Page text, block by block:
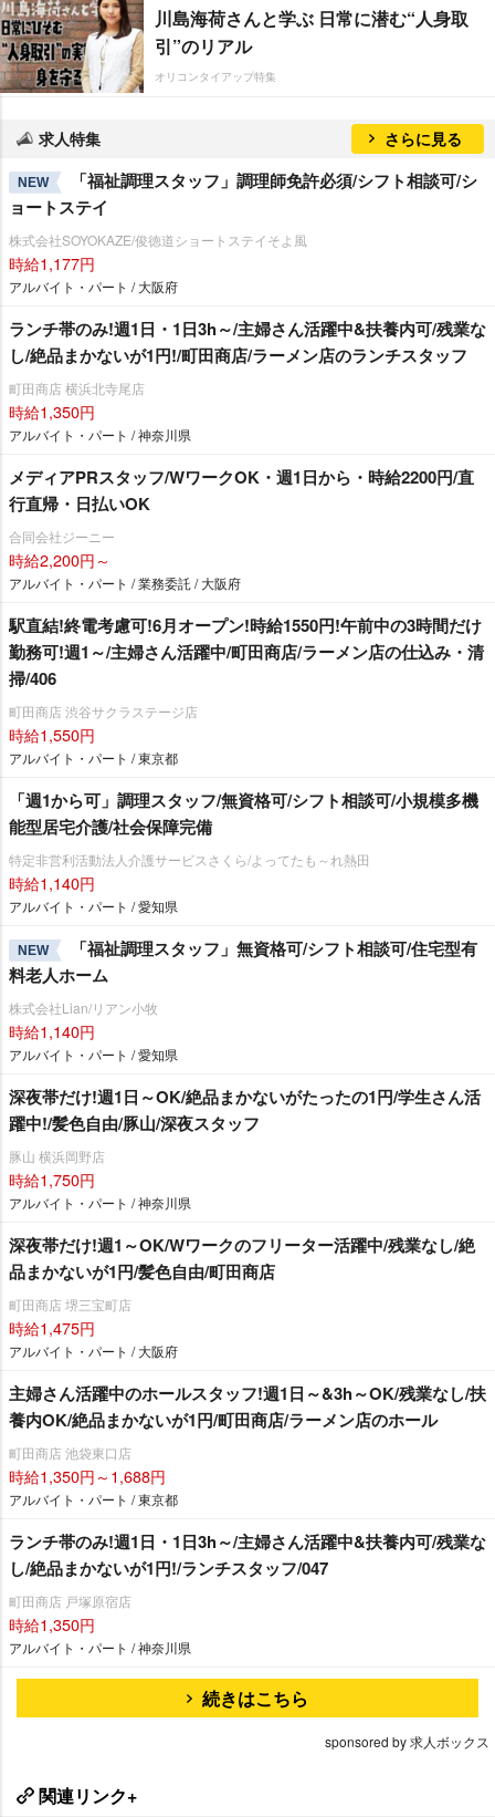
川島海荷さんと学ぶ 日常に潜む“人身取
引”のリアル
オリコンタイアップ特集
求人特集 さらに見る
NEW
「福祉調理スタッフ」調理師免許必須/シフト相談可/シ
ョートステイ
株式会社SOYOKAZE/俊徳道ショートステイそよ風
時給1,177円
アルバイト・パート / 大阪府
ランチ帯のみ!週1日・1日3h～/主婦さん活躍中&扶養内可/残業な
し/絶品まかないが1円!/町田商店/ラーメン店のランチスタッフ
町田商店 横浜北寺尾店
時給1,350円
アルバイト・パート / 神奈川県
メディアPRスタッフ/WワークOK・週1日から・時給2200円/直
行直帰・日払いOK
合同会社ジーニー
時給2,200円～
アルバイト・パート / 業務委託 / 大阪府
駅直結!終電考慮可!6月オープン!時給1550円!午前中の3時間だけ
勤務可!週1～/主婦さん活躍中/町田商店/ラーメン店の仕込み・清
掃/406
町田商店 渋谷サクラステージ店
時給1,550円
アルバイト・パート / 東京都
「週1から可」調理スタッフ/無資格可/シフト相談可/小規模多機
能型居宅介護/社会保障完備
特定非営利活動法人介護サービスさくら/よってたも～れ熱田
時給1,140円
アルバイト・パート / 愛知県
NEW
「福祉調理スタッフ」無資格可/シフト相談可/住宅型有
料老人ホーム
株式会社Lian/リアン小牧
時給1,140円
アルバイト・パート / 愛知県
深夜帯だけ!週1日～OK/絶品まかないがたったの1円/学生さん活
躍中!/髪色自由/豚山/深夜スタッフ
豚山 横浜岡野店
時給1,750円
アルバイト・パート / 神奈川県
深夜帯だけ!週1～OK/Wワークのフリーター活躍中/残業なし/絶
品まかないが1円/髪色自由/町田商店
町田商店 堺三宝町店
時給1,475円
アルバイト・パート / 大阪府
主婦さん活躍中のホールスタッフ!週1日～&3h～OK/残業なし/扶
養内OK/絶品まかないが1円/町田商店/ラーメン店のホール
町田商店 池袋東口店
時給1,350円～1,688円
アルバイト・パート / 東京都
ランチ帯のみ!週1日・1日3h～/主婦さん活躍中&扶養内可/残業な
し/絶品まかないが1円!/ランチスタッフ/047
町田商店 戸塚原宿店
時給1,350円
アルバイト・パート / 神奈川県
続きはこちら
sponsored by 求人ボックス
関連リンク+